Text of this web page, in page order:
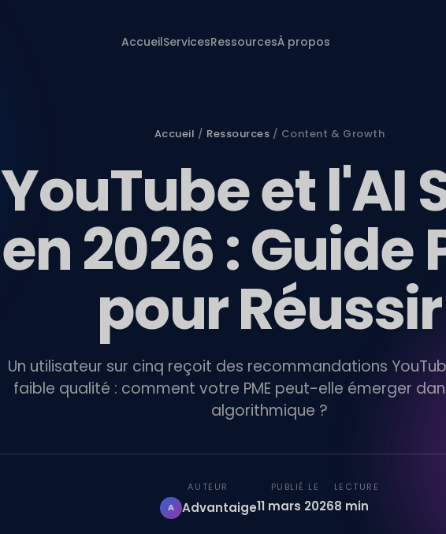
AccueilServicesRessourcesÀ propos
Accueil / Ressources / Content & Growth
YouTube et l'AI
en 2026 : Guide
pour Réussir
Un utilisateur sur cinq reçoit des recommandations
faible qualité : comment votre PME peut-elle émerger
algorithmique ?
AUTEUR
A
Advantaige
PUBLIÉ LE
11 mars 2026
LECTURE
8 min